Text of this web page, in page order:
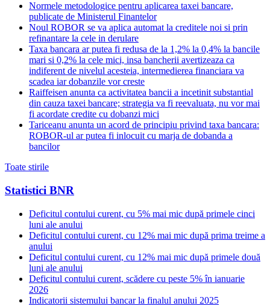
Normele metodologice pentru aplicarea taxei bancare,
publicate de Ministerul Finantelor
Noul ROBOR se va aplica automat la creditele noi si prin
refinantare la cele in derulare
Taxa bancara ar putea fi redusa de la 1,2% la 0,4% la bancile
mari si 0,2% la cele mici, insa bancherii avertizeaza ca
indiferent de nivelul acesteia, intermedierea financiara va
scadea iar dobanzile vor creste
Raiffeisen anunta ca activitatea bancii a incetinit substantial
din cauza taxei bancare; strategia va fi reevaluata, nu vor mai
fi acordate credite cu dobanzi mici
Tariceanu anunta un acord de principiu privind taxa bancara:
ROBOR-ul ar putea fi inlocuit cu marja de dobanda a
bancilor
Toate stirile
Statistici BNR
Deficitul contului curent, cu 5% mai mic după primele cinci
luni ale anului
Deficitul contului curent, cu 12% mai mic după prima treime a
anului
Deficitul contului curent, cu 12% mai mic după primele două
luni ale anului
Deficitul contului curent, scădere cu peste 5% în ianuarie
2026
Indicatorii sistemului bancar la finalul anului 2025